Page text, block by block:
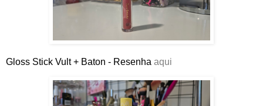
Gloss Stick Vult + Baton - Resenha aqui